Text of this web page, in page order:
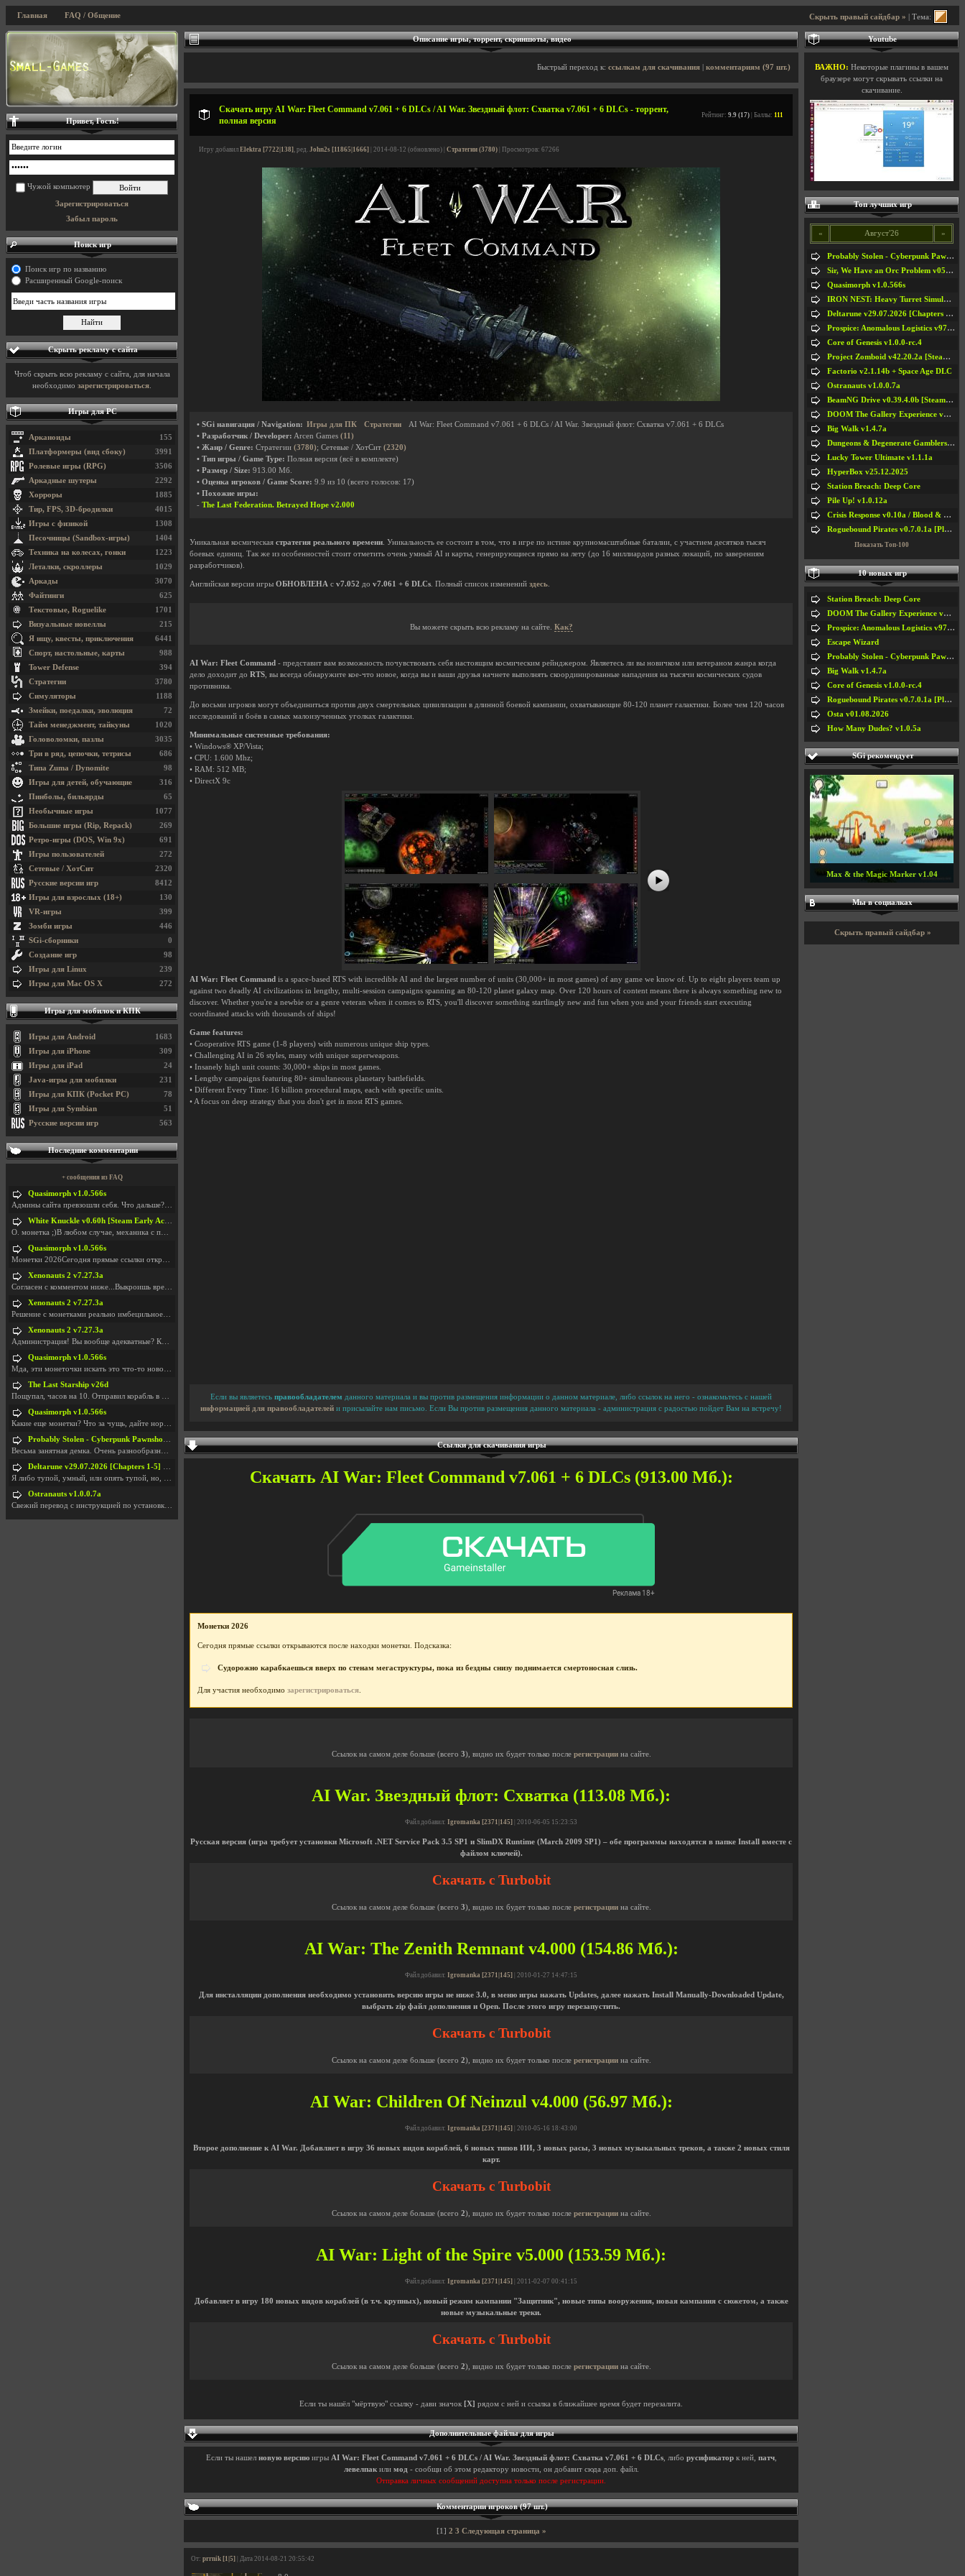
Скрыть правый сайдбар » | Тема:
Главная FAQ / Общение
Описание игры, торрент, скриншоты, видео
Быстрый переход к: ссылкам для скачивания комментариям (97 шт.)
Скачать игру AI War: Fleet Command v7.061 + 6 DLCs / AI War. Звездный флот: Схватка v7.061 + 6 DLCs - торрент,
полная версия
Рейтинг: 9.9 (17) | Баллы: 111
Игру добавил Elektra [7722|138], ред. John2s [11865|1666] | 2014-08-12 (обновлено) | Стратегии (3780) | Просмотров: 67266
• SGi навигация / Navigation: Игры для ПК Стратегии
AI War: Fleet Command v7.061 + 6 DLCs / AI War. Звездный флот: Схватка v7.061 + 6 DLCs
• Разработчик / Developer: Arcen Games (11)
• Жанр / Genre: Стратегии (3780); Сетевые / ХотСит (2320)
• Тип игры / Game Type: Полная версия (всё в комплекте)
• Размер / Size: 913.00 Мб.
• Оценка игроков / Game Score: 9.9 из 10 (всего голосов: 17)
• Похожие игры:
- The Last Federation. Betrayed Hope v2.000
Уникальная космическая стратегия реального времени . Уникальность ее состоит в том, что в игре по истине крупномасштабные баталии, с участием десятков тысяч
боевых единиц. Так же из особенностей стоит отметить очень умный AI и карты, генерирующиеся прямо на лету (до 16 миллиардов разных локаций, по заверениям
разработчиков).
Английская версия игры ОБНОВЛЕНА с v7.052 до v7.061 + 6 DLCs . Полный список изменений здесь
Вы можете скрыть всю рекламу на сайте. Как?
AI War: Fleet Command - представит вам возможность почувствовать себя настоящим космическим рейнджером. Являетесь ли вы новичком или ветераном жанра когда
дело доходит до RTS , вы всегда обнаружите кое-что новое, когда вы и ваши друзья начнете выполнять скоординированные нападения на тысячи космических судов
противника.
До восьми игроков могут объединиться против двух смертельных цивилизации в длинной боевой кампании, охватывающие 80-120 планет галактики. Более чем 120 часов
исследований и боёв в самых малоизученных уголках галактики.
Минимальные системные требования:
• Windows® XP/Vista;
• CPU: 1.600 Mhz;
• RAM: 512 MB;
• DirectX 9c
AI War: Fleet Command is a space-based RTS with incredible AI and the largest number of units (30,000+ in most games) of any game we know of. Up to eight players team up
against two deadly AI civilizations in lengthy, multi-session campaigns spanning an 80-120 planet galaxy map. Over 120 hours of content means there is always something new to
discover. Whether you're a newbie or a genre veteran when it comes to RTS, you'll discover something startlingly new and fun when you and your friends start executing
coordinated attacks with thousands of ships!
Game features:
• Cooperative RTS game (1-8 players) with numerous unique ship types.
• Challenging AI in 26 styles, many with unique superweapons.
• Insanely high unit counts: 30,000+ ships in most games.
• Lengthy campaigns featuring 80+ simultaneous planetary battlefields.
• Different Every Time: 16 billion procedural maps, each with specific units.
• A focus on deep strategy that you don't get in most RTS games.
Если вы являетесь правообладателем данного материала и вы против размещения информации о данном материале, либо ссылок на него - ознакомьтесь с нашей
информацией для правообладателей и присылайте нам письмо. Если Вы против размещения данного материала - администрация с радостью пойдет Вам на встречу!
Ссылки для скачивания игры
Скачать AI War: Fleet Command v7.061 + 6 DLCs (913.00 Мб.):
Монетки 2026
Сегодня прямые ссылки открываются после находки монетки. Подсказка:
Судорожно карабкаешься вверх по стенам мегаструктуры, пока из бездны снизу поднимается смертоносная слизь.
Для участия необходимо зарегистрироваться
Ссылок на самом деле больше (всего 3), видно их будет только после регистрациина сайте.
AI War. Звездный флот: Схватка (113.08 Мб.):
Файл добавил: Igromanka [2371|145] | 2010-06-05 15:23:53
Русская версия (игра требует установки Microsoft .NET Service Pack 3.5 SP1 и SlimDX Runtime (March 2009 SP1) – обе программы находятся в папке Install вместе с
файлом ключей).
Скачать с Turbobit
Ссылок на самом деле больше (всего 3), видно их будет только после регистрациина сайте.
AI War: The Zenith Remnant v4.000 (154.86 Мб.):
Файл добавил: Igromanka [2371|145] | 2010-01-27 14:47:15
Для инсталляции дополнения необходимо установить версию игры не ниже 3.0, в меню игры нажать Updates, далее нажать Install Manually-Downloaded Update,
выбрать zip файл дополнения и Open. После этого игру перезапустить.
Скачать с Turbobit
Ссылок на самом деле больше (всего 2), видно их будет только после регистрациина сайте.
AI War: Children Of Neinzul v4.000 (56.97 Мб.):
Файл добавил: Igromanka [2371|145] | 2010-05-16 18:43:00
Второе дополнение к AI War. Добавляет в игру 36 новых видов кораблей, 6 новых типов ИИ, 3 новых расы, 3 новых музыкальных треков, а также 2 новых стиля
карт.
Скачать с Turbobit
Ссылок на самом деле больше (всего 2), видно их будет только после регистрациина сайте.
AI War: Light of the Spire v5.000 (153.59 Мб.):
Файл добавил: Igromanka [2371|145] | 2011-02-07 00:41:15
Добавляет в игру 180 новых видов кораблей (в т.ч. крупных), новый режим кампании "Защитник", новые типы вооружения, новая кампания с сюжетом, а также
новые музыкальные треки.
Скачать с Turbobit
Ссылок на самом деле больше (всего 2), видно их будет только после регистрациина сайте.
Если ты нашёл "мёртвую" ссылку - дави значок [X] рядом с ней и ссылка в ближайшее время будет перезалита.
Дополнительные файлы для игры
Если ты нашел новую версиюигры AI War: Fleet Command v7.061 + 6 DLCs / AI War. Звездный флот: Схватка v7.061 + 6 DLCs, либо русификаторк ней, патч,
левелпакили мод - сообщи об этом редактору новости, он добавит сюда доп. файл.
Отправка личных сообщений доступна только после регистрации.
Комментарии игроков (97 шт.)
[1] 2 3 Следующая страница »
От: prrnik [1|5] | Дата 2014-08-21 20:55:42
Привет, Гость!
Чужой компьютер
Зарегистрироваться
Забыл пароль
Поиск игр
Поиск игр по названию
Расширенный Google-поиск
Скрыть рекламу с сайта
Чтоб скрыть всю рекламу с сайта, для начала
необходимо зарегистрироваться
Игры для PC
155
Арканоиды
3991
Платформеры (вид сбоку)
3506
Ролевые игры (RPG)
2292
Аркадные шутеры
1885
Хорроры
4015
Тир, FPS, 3D-бродилки
1308
Игры с физикой
1404
Песочницы (Sandbox-игры)
1223
Техника на колесах, гонки
1029
Леталки, скроллеры
3070
Аркады
625
Файтинги
1701
Текстовые, Roguelike
215
Визуальные новеллы
6441
Я ищу, квесты, приключения
988
Спорт, настольные, карты
394
Tower Defense
3780
Стратегии
1188
Симуляторы
72
Змейки, поедалки, эволюция
1020
Тайм менеджмент, тайкуны
3035
Головоломки, пазлы
686
Три в ряд, цепочки, тетрисы
98
Типа Zuma / Dynomite
316
Игры для детей, обучающие
65
Пинболы, бильярды
1077
Необычные игры
269
Большие игры (Rip, Repack)
691
Ретро-игры (DOS, Win 9x)
272
Игры пользователей
2320
Сетевые / ХотСит
8412
Русские версии игр
130
Игры для взрослых (18+)
399
VR-игры
446
Зомби игры
0
SGi-сборники
98
Создание игр
239
Игры для Linux
272
Игры для Mac OS X
Игры для мобилок и КПК
1683
Игры для Android
309
Игры для iPhone
24
Игры для iPad
231
Java-игры для мобилки
78
Игры для КПК (Pocket PC)
51
Игры для Symbian
563
Русские версии игр
Последние комментарии
+ сообщения из FAQ
Quasimorph v1.0.566s
Админы сайта превзошли себя. Что дальше? Засунь се
White Knuckle v0.60h [Steam Early Access]
О. монетка ;)В любом случае, механика с поиском мо
Quasimorph v1.0.566s
Монетки 2026Сегодня прямые ссылки открываются посл
Xenonauts 2 v7.27.3a
Согласен с комментом ниже...Выкроишь время чтобы з
Xenonauts 2 v7.27.3a
Решение с монетками реально имбецильное. Как сдела
Xenonauts 2 v7.27.3a
Администрация! Вы вообще адекватные? Какие монетки
Quasimorph v1.0.566s
Мда, эти монеточки искать это что-то новое в сфере
The Last Starship v26d
Пощупал, часов на 10. Отправил корабль в другую Га
Quasimorph v1.0.566s
Какие еще монетки? Что за чущь, дайте нормально ск
Probably Stolen - Cyberpunk Pawnshop Simulator v048c [Playtest]
Весьма занятная демка. Очень разнообразные механик
Deltarune v29.07.2026 [Chapters 1-5] / + RUS [Chapters 1-5]
Я либо тупой, умный, или опять тупой, но, вроде я
Ostranauts v1.0.0.7a
Свежий перевод с инструкцией по установкеhttps://g
Youtube
ВАЖНО: Некоторые плагины в вашем
браузере могут скрывать ссылки на
скачивание.
Топ лучших игр
« Август'26 »
Probably Stolen - Cyberpunk Pawnshop Simulator v048c [Playtest]
Sir, We Have an Orc Problem v05.08.2026
Quasimorph v1.0.566s
IRON NEST: Heavy Turret Simulator v1.0a
Deltarune v29.07.2026 [Chapters 1-5] / + RUS [Chapters 1-5]
Prospice: Anomalous Logistics v97 [Playtest]
Core of Genesis v1.0.0-rc.4
Project Zomboid v42.20.2a [Steam Early Access]
Factorio v2.1.14b + Space Age DLC
Ostranauts v1.0.0.7a
BeamNG Drive v0.39.4.0b [Steam Early Access]
DOOM The Gallery Experience v1.4.2
Big Walk v1.4.7a
Dungeons & Degenerate Gamblers v2.0.2a
Lucky Tower Ultimate v1.1.1a
HyperBox v25.12.2025
Station Breach: Deep Core
Pile Up! v1.0.12a
Crisis Response v0.10a / Blood & Bullet
Roguebound Pirates v0.7.0.1a [Playtest]
Показать Топ-100
10 новых игр
Station Breach: Deep Core
DOOM The Gallery Experience v1.4.2
Prospice: Anomalous Logistics v97 [Playtest]
Escape Wizard
Probably Stolen - Cyberpunk Pawnshop Simulator v048c [Playtest]
Big Walk v1.4.7a
Core of Genesis v1.0.0-rc.4
Roguebound Pirates v0.7.0.1a [Playtest]
Osta v01.08.2026
How Many Dudes? v1.0.5a
SGi рекомендует
Aquaria 1.1.1 RUS / Аквария v1.1.3
Мы в социалках
Скрыть правый сайдбар »